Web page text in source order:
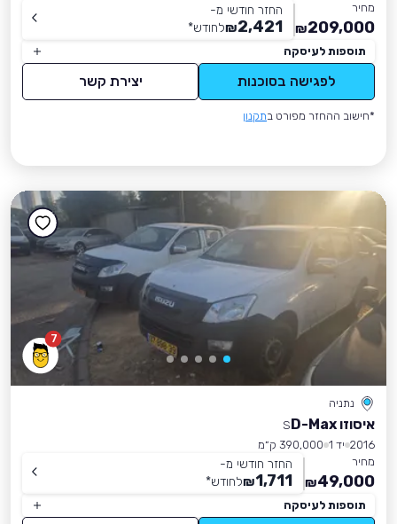
מחיר
209,000
₪
החזר חודשי מ-
2,421
₪לחודש*
תוספות לעיסקה
לפגישה בסוכנות יצירת קשר
*חישוב ההחזר מפורט בתקנון
7
נתניה
איסוזו D-Max
S
2016 יד 1
390,000 ק״מ
מחיר
49,000
₪
החזר חודשי מ-
1,711
₪לחודש*
תוספות לעיסקה